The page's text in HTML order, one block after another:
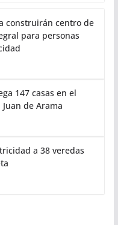
construirán centro de
para personas
147 casas en el
Juan de Arama
a 38 veredas